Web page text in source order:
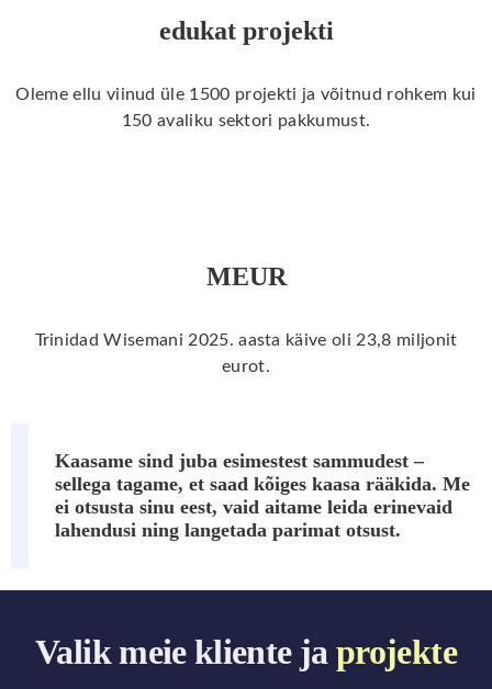
edukat projekti
Oleme ellu viinud üle 1500 projekti ja võitnud rohkem kui
150 avaliku sektori pakkumust.
MEUR
Trinidad Wisemani 2025. aasta käive oli 23,8 miljonit
eurot.
Kaasame sind juba esimestest sammudest –
sellega tagame, et saad kõiges kaasa rääkida. Me
ei otsusta sinu eest, vaid aitame leida erinevaid
lahendusi ning langetada parimat otsust.
Valik meie kliente japrojekte